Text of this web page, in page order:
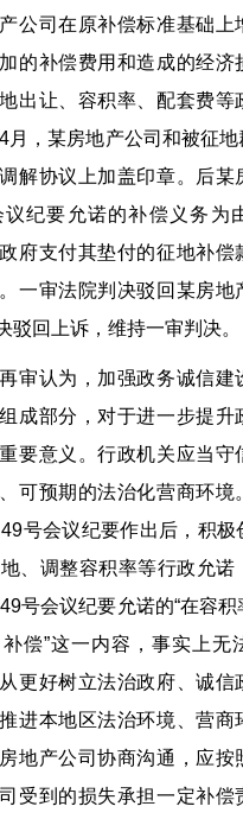
公司在原补偿标准基础上
的补偿费用和造成的经济
出让、容积率、配套费等
月，某房地产公司和被征
解协议上加盖印章。后某
纪要允诺的补偿义务为
府支付其垫付的征地补偿
一审法院判决驳回某房地
驳回上诉，维持一审判决。
认为，加强政务诚信建
成部分，对于进一步提升
要意义。行政机关应当守
可预期的法治化营商环境
号会议纪要作出后，积极
、调整容积率等行政允诺
号会议纪要允诺的“在容
偿”这一内容，事实上无
更好树立法治政府、诚信
进本地区法治环境、营商
地产公司协商沟通，应按
受到的损失承担一定补偿